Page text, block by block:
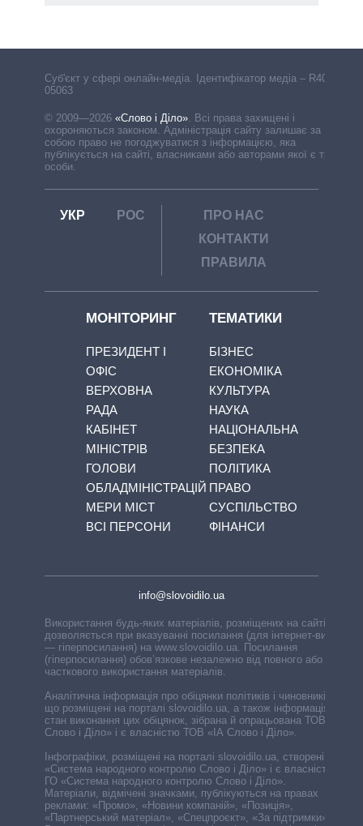
Cуб'єкт у сфері онлайн-медіа. Ідентифікатор медіа – R40-
05063
© 2009—2026 «Слово і Діло». Всі права захищені і
охороняються законом. Адміністрація сайту залишає за
собою право не погоджуватися з інформацією, яка
публікується на сайті, власниками або авторами якої є треті
особи.
УКР РОС
ПРО НАС
КОНТАКТИ
ПРАВИЛА
МОНІТОРИНГ
ПРЕЗИДЕНТ І
ОФІС
ВЕРХОВНА
РАДА
КАБІНЕТ
МІНІСТРІВ
ГОЛОВИ
ОБЛАДМІНІСТРАЦІЙ
МЕРИ МІСТ
ВСІ ПЕРСОНИ
ТЕМАТИКИ
БІЗНЕС
ЕКОНОМІКА
КУЛЬТУРА
НАУКА
НАЦІОНАЛЬНА
БЕЗПЕКА
ПОЛІТИКА
ПРАВО
СУСПІЛЬСТВО
ФІНАНСИ
info@slovoidilo.ua
Використання будь-яких матеріалів, розміщених на сайті,
дозволяється при вказуванні посилання (для інтернет-видань
— гіперпосилання) на www.slovoidilo.ua. Посилання
(гіперпосилання) обов’язкове незалежно від повного або
часткового використання матеріалів.
Аналітична інформація про обіцянки політиків і чиновників,
що розміщені на порталі slovoidilo.ua, а також інформація про
стан виконання цих обіцянок, зібрана й опрацьована ТОВ «ІА
Слово і Діло» і є власністю ТОВ «ІА Слово і Діло».
Інфографіки, розміщені на порталі slovoidilo.ua, створені ГО
«Система народного контролю Слово і Діло» і є власністю
ГО «Система народного контролю Слово і Діло».
Матеріали, відмічені значками, публікуються на правах
реклами: «Промо», «Новини компаній», «Позиція»,
«Партнерський матеріал», «Спецпроєкт», «За підтримки».